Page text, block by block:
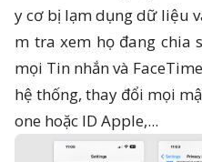
y cơ bị lạm dụng dữ liệu
m tra xem họ đang chia
mọi Tin nhắn và
hệ thống, thay đổi mọi
one hoặc ID Apple,...